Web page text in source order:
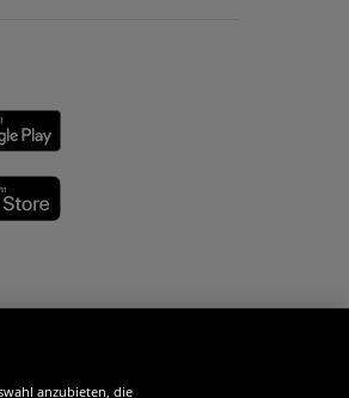
anzubieten, die